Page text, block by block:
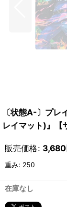
〔状態A-〕プレ
レイマット)』【
販売価格: 3,680
重み: 250
在庫なし